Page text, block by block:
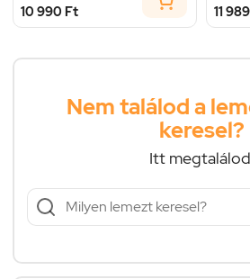
10 990 Ft 11
Nem találod a
keresel?
Itt